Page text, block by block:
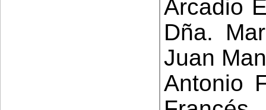
Arcadio
Dña.
Juan
Antonio